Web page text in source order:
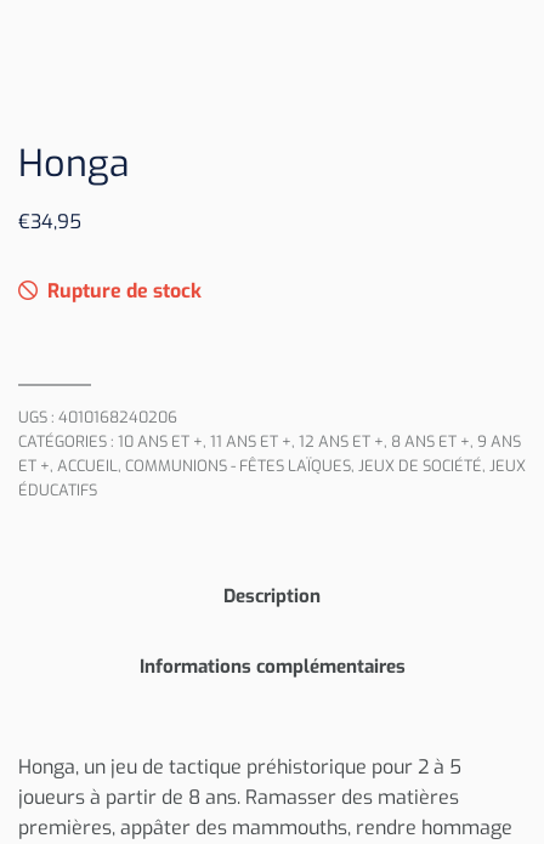
Honga
€34,95
Rupture de stock
UGS : 4010168240206
CATÉGORIES : 10 ANS ET +, 11 ANS ET +, 12 ANS ET +, 8 ANS ET +, 9 ANS
ET +, ACCUEIL, COMMUNIONS - FÊTES LAÏQUES, JEUX DE SOCIÉTÉ, JEUX
ÉDUCATIFS
Description
Informations complémentaires
Honga, un jeu de tactique préhistorique pour 2 à 5
joueurs à partir de 8 ans. Ramasser des matières
premières, appâter des mammouths, rendre hommage